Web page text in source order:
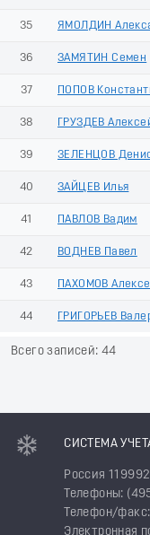
35 ЯМОЛДИН
36 ЗАМЯТИН Семен
37 ПОПОВ
38 ГРУЗДЕВ
39 ЗЕЛЕНЦОВ
40 ЗАЙЦЕВ Илья
41 ПАВЛОВ Вадим
42 ВОДНЕВ Павел
43 ПАХОМОВ
44 ГРИГОРЬЕВ
Всего записей: 44
СИСТЕМА
Россия
Телефоны:
Телефон/
Электронная